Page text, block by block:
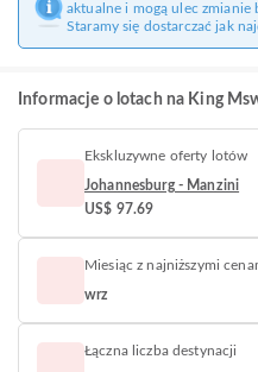
aktualne i mogą ulec zmianie
Staramy się dostarczać jak
Informacje o lotach na King
Ekskluzywne oferty lotów
Johannesburg - Manzini
US$ 97.69
Miesiąc z najniższymi
wrz
Łączna liczba destynacji